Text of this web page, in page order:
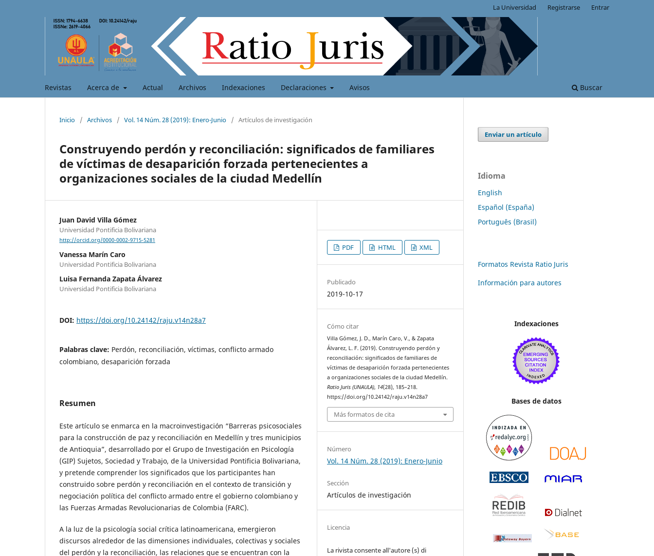
Revistas Acerca de Actual Archivos Indexaciones Declaraciones Avisos Buscar
La Universidad Registrarse Entrar
Inicio / Archivos / Vol. 14 Núm. 28 (2019): Enero-Junio / Artículos de investigación
Construyendo perdón y reconciliación: significados de familiares
de víctimas de desaparición forzada pertenecientes a
organizaciones sociales de la ciudad Medellín
Juan David Villa Gómez
Universidad Pontificia Bolivariana
http://orcid.org/0000-0002-9715-5281
Vanessa Marín Caro
Universidad Pontificia Bolivariana
Luisa Fernanda Zapata Álvarez
Universidad Pontificia Bolivariana
DOI: https://doi.org/10.24142/raju.v14n28a7
Palabras clave: Perdón, reconciliación, víctimas, conflicto armado
colombiano, desaparición forzada
Resumen
Este artículo se enmarca en la macroinvestigación “Barreras psicosociales
para la construcción de paz y reconciliación en Medellín y tres municipios
de Antioquia”, desarrollado por el Grupo de Investigación en Psicología
(GIP) Sujetos, Sociedad y Trabajo, de la Universidad Pontificia Bolivariana,
y pretende comprender los significados que los participantes han
construido sobre perdón y reconciliación en el contexto de transición y
negociación política del conflicto armado entre el gobierno colombiano y
las Fuerzas Armadas Revolucionarias de Colombia (FARC).
A la luz de la psicología social crítica latinoamericana, emergieron
discursos alrededor de las dimensiones individuales, colectivas y sociales
del perdón y la reconciliación, las relaciones que se encuentran con la
PDF HTML XML
Publicado
2019-10-17
Cómo citar
Villa Gómez, J. D., Marín Caro, V., & Zapata
Álvarez, L. F. (2019). Construyendo perdón y
reconciliación: significados de familiares de
víctimas de desaparición forzada pertenecientes
a organizaciones sociales de la ciudad Medellín.
Ratio Juris (UNAULA), 14(28), 185–218.
https://doi.org/10.24142/raju.v14n28a7
Más formatos de cita
Número
Vol. 14 Núm. 28 (2019): Enero-Junio
Sección
Artículos de investigación
Licencia
La rivista consente all'autore (s) di
Enviar un artículo
Idioma
English
Español (España)
Português (Brasil)
Formatos Revista Ratio Juris
Información para autores
Indexaciones
Bases de datos